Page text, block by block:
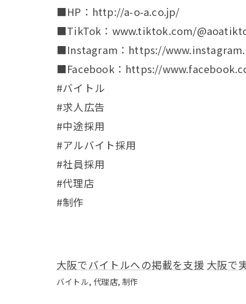
■HP：http://a-o-a.co.jp/
■TikTok：www.tiktok.com/
■Instagram：https://
■Facebook：https://
#バイトル
#求人広告
#中途採用
#アルバイト採用
#社員採用
#代理店
#制作
大阪でバイトルへの掲載を支援 大阪で
バイトル 代理店 制作